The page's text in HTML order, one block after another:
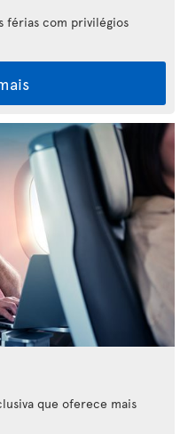
férias com privilégios
que oferece mais